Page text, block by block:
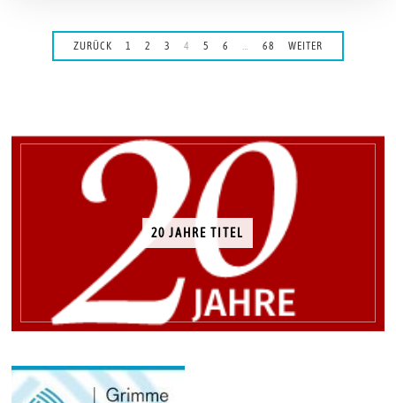
ZURÜCK 1 2 3 4 5 6 … 68 WEITER
20 JAHRE TITEL